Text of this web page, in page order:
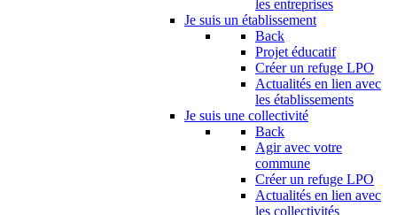
les entreprises
Je suis un établissement
Back
Projet éducatif
Créer un refuge LPO
Actualités en lien avec
les établissements
Je suis une collectivité
Back
Agir avec votre
commune
Créer un refuge LPO
Actualités en lien avec
les collectivités